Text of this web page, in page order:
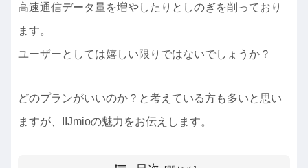
高速通信データ量を増やしたりとしのぎを削っており
ます。
ユーザーとしては嬉しい限りではないでしょうか？
どのプランがいいのか？と考えている方も多いと思い
ますが、IIJmioの魅力をお伝えします。